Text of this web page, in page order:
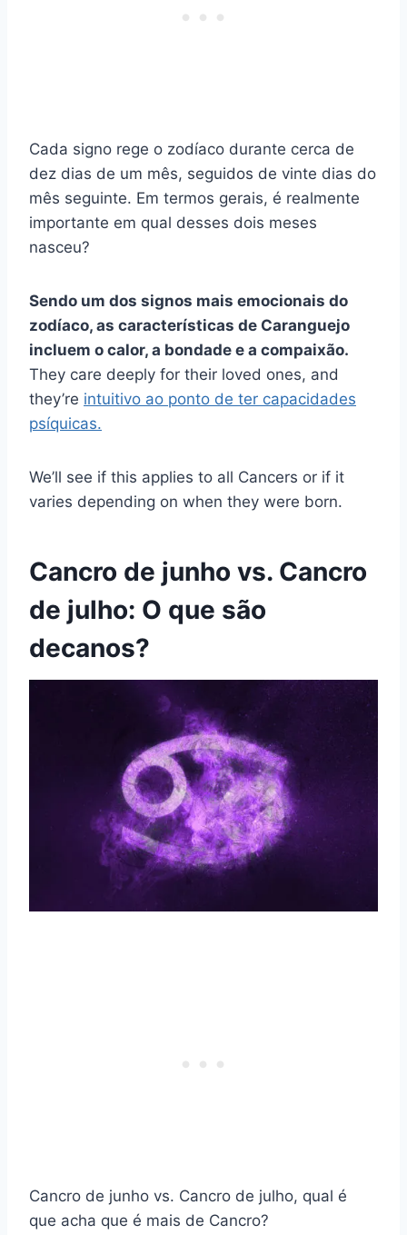
Cada signo rege o zodíaco durante cerca de
dez dias de um mês, seguidos de vinte dias do
mês seguinte. Em termos gerais, é realmente
importante em qual desses dois meses
nasceu?
Sendo um dos signos mais emocionais do
zodíaco, as características de Caranguejo
incluem o calor, a bondade e a compaixão.
They care deeply for their loved ones, and
they’re intuitivo ao ponto de ter capacidades
psíquicas.
We’ll see if this applies to all Cancers or if it
varies depending on when they were born.
Cancro de junho vs. Cancro
de julho: O que são
decanos?
Cancro de junho vs. Cancro de julho, qual é
que acha que é mais de Cancro?